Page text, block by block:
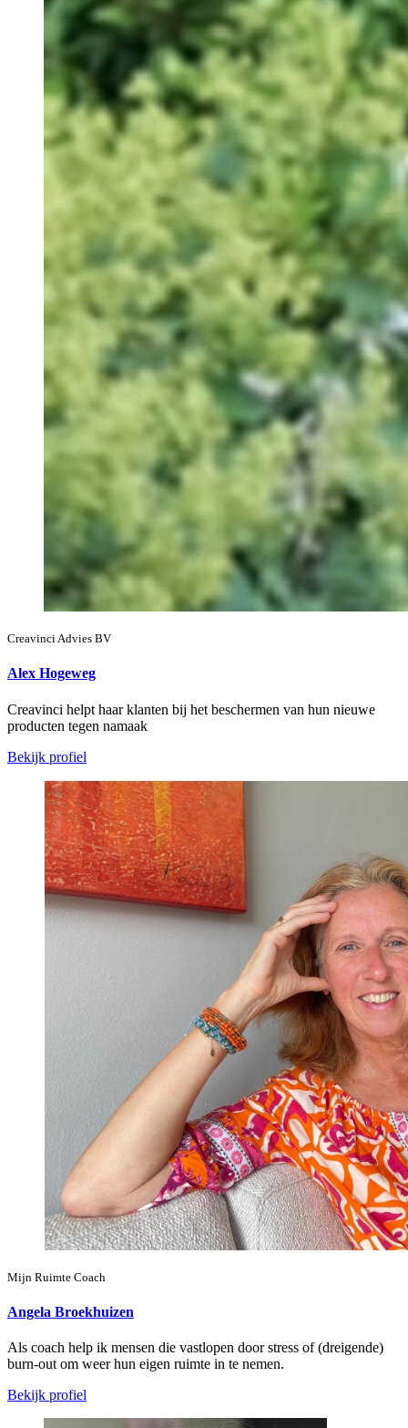
Creavinci Advies BV
Alex Hogeweg
Creavinci helpt haar klanten bij het beschermen van hun nieuwe
producten tegen namaak
Bekijk profiel
Mijn Ruimte Coach
Angela Broekhuizen
Als coach help ik mensen die vastlopen door stress of (dreigende)
burn-out om weer hun eigen ruimte in te nemen.
Bekijk profiel